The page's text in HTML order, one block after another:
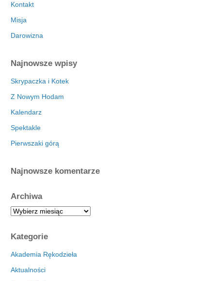
Kontakt
Misja
Darowizna
Najnowsze wpisy
Skrypaczka i Kotek
Z Nowym Hodam
Kalendarz
Spektakle
Pierwszaki górą
Najnowsze komentarze
Archiwa
A
c
h
i
a
Kategorie
Akademia Rękodzieła
Aktualności